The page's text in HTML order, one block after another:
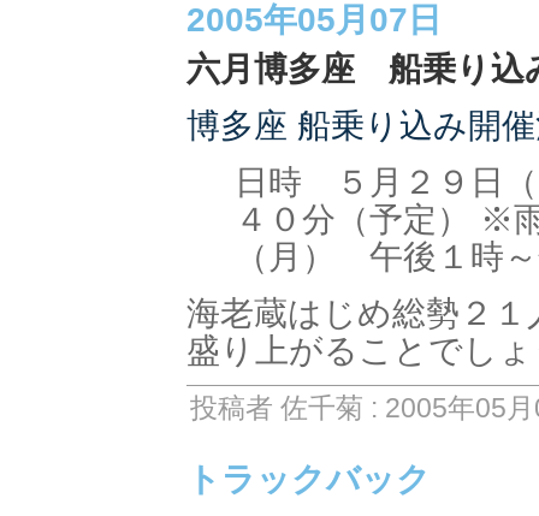
2005年05月07日
六月博多座 船乗り込
博多座 船乗り込み開
日時 ５月２９日
４０分（予定） ※
（月） 午後１時
海老蔵はじめ総勢２
盛り上がることでし
投稿者 佐千菊 : 2005年05
トラックバック